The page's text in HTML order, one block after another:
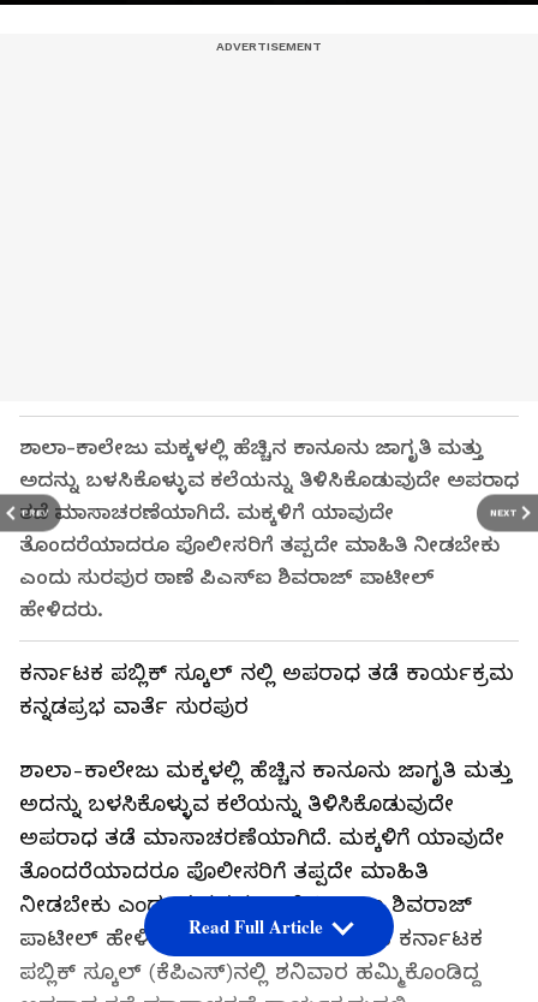
PREV NEXT
ಶಾಲಾ-ಕಾಲೇಜು ಮಕ್ಕಳಲ್ಲಿ ಹೆಚ್ಚಿನ ಕಾನೂನು ಜಾಗೃತಿ ಮತ್ತು
ಅದನ್ನು ಬಳಸಿಕೊಳ್ಳುವ ಕಲೆಯನ್ನು ತಿಳಿಸಿಕೊಡುವುದೇ ಅಪರಾಧ
ತಡೆ ಮಾಸಾಚರಣೆಯಾಗಿದೆ. ಮಕ್ಕಳಿಗೆ ಯಾವುದೇ
ತೊಂದರೆಯಾದರೂ ಪೊಲೀಸರಿಗೆ ತಪ್ಪದೇ ಮಾಹಿತಿ ನೀಡಬೇಕು
ಎಂದು ಸುರಪುರ ಠಾಣೆ ಪಿಎಸ್‌ಐ ಶಿವರಾಜ್ ಪಾಟೀಲ್
ಹೇಳಿದರು.
ಕರ್ನಾಟಕ ಪಬ್ಲಿಕ್ ಸ್ಕೂಲ್ ನಲ್ಲಿ ಅಪರಾಧ ತಡೆ ಕಾರ್ಯಕ್ರಮ
ಕನ್ನಡಪ್ರಭ ವಾರ್ತೆ ಸುರಪುರ
ಶಾಲಾ-ಕಾಲೇಜು ಮಕ್ಕಳಲ್ಲಿ ಹೆಚ್ಚಿನ ಕಾನೂನು ಜಾಗೃತಿ ಮತ್ತು
ಅದನ್ನು ಬಳಸಿಕೊಳ್ಳುವ ಕಲೆಯನ್ನು ತಿಳಿಸಿಕೊಡುವುದೇ
ಅಪರಾಧ ತಡೆ ಮಾಸಾಚರಣೆಯಾಗಿದೆ. ಮಕ್ಕಳಿಗೆ ಯಾವುದೇ
ತೊಂದರೆಯಾದರೂ ಪೊಲೀಸರಿಗೆ ತಪ್ಪದೇ ಮಾಹಿತಿ
ನೀಡಬೇಕು ಎಂದು ಸುರಪುರ ಠಾಣೆ ಪಿಎಸ್‌ಐ ಶಿವರಾಜ್
ಪಾಟೀಲ್ ಹೇಳಿದರು. ನಗರದ ರಂಗಂಪೇಟೆಯ ಕರ್ನಾಟಕ
ಪಬ್ಲಿಕ್ ಸ್ಕೂಲ್ (ಕೆಪಿಎಸ್)ನಲ್ಲಿ ಶನಿವಾರ ಹಮ್ಮಿಕೊಂಡಿದ್ದ
Read Full Article